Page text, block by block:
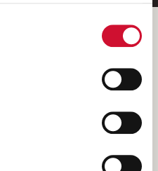
klicken, so stimmen
Cookies zu. Sie können
jederzeit widerrufen,
aufrufen und diese
Bezirksverbandes Unterfranken